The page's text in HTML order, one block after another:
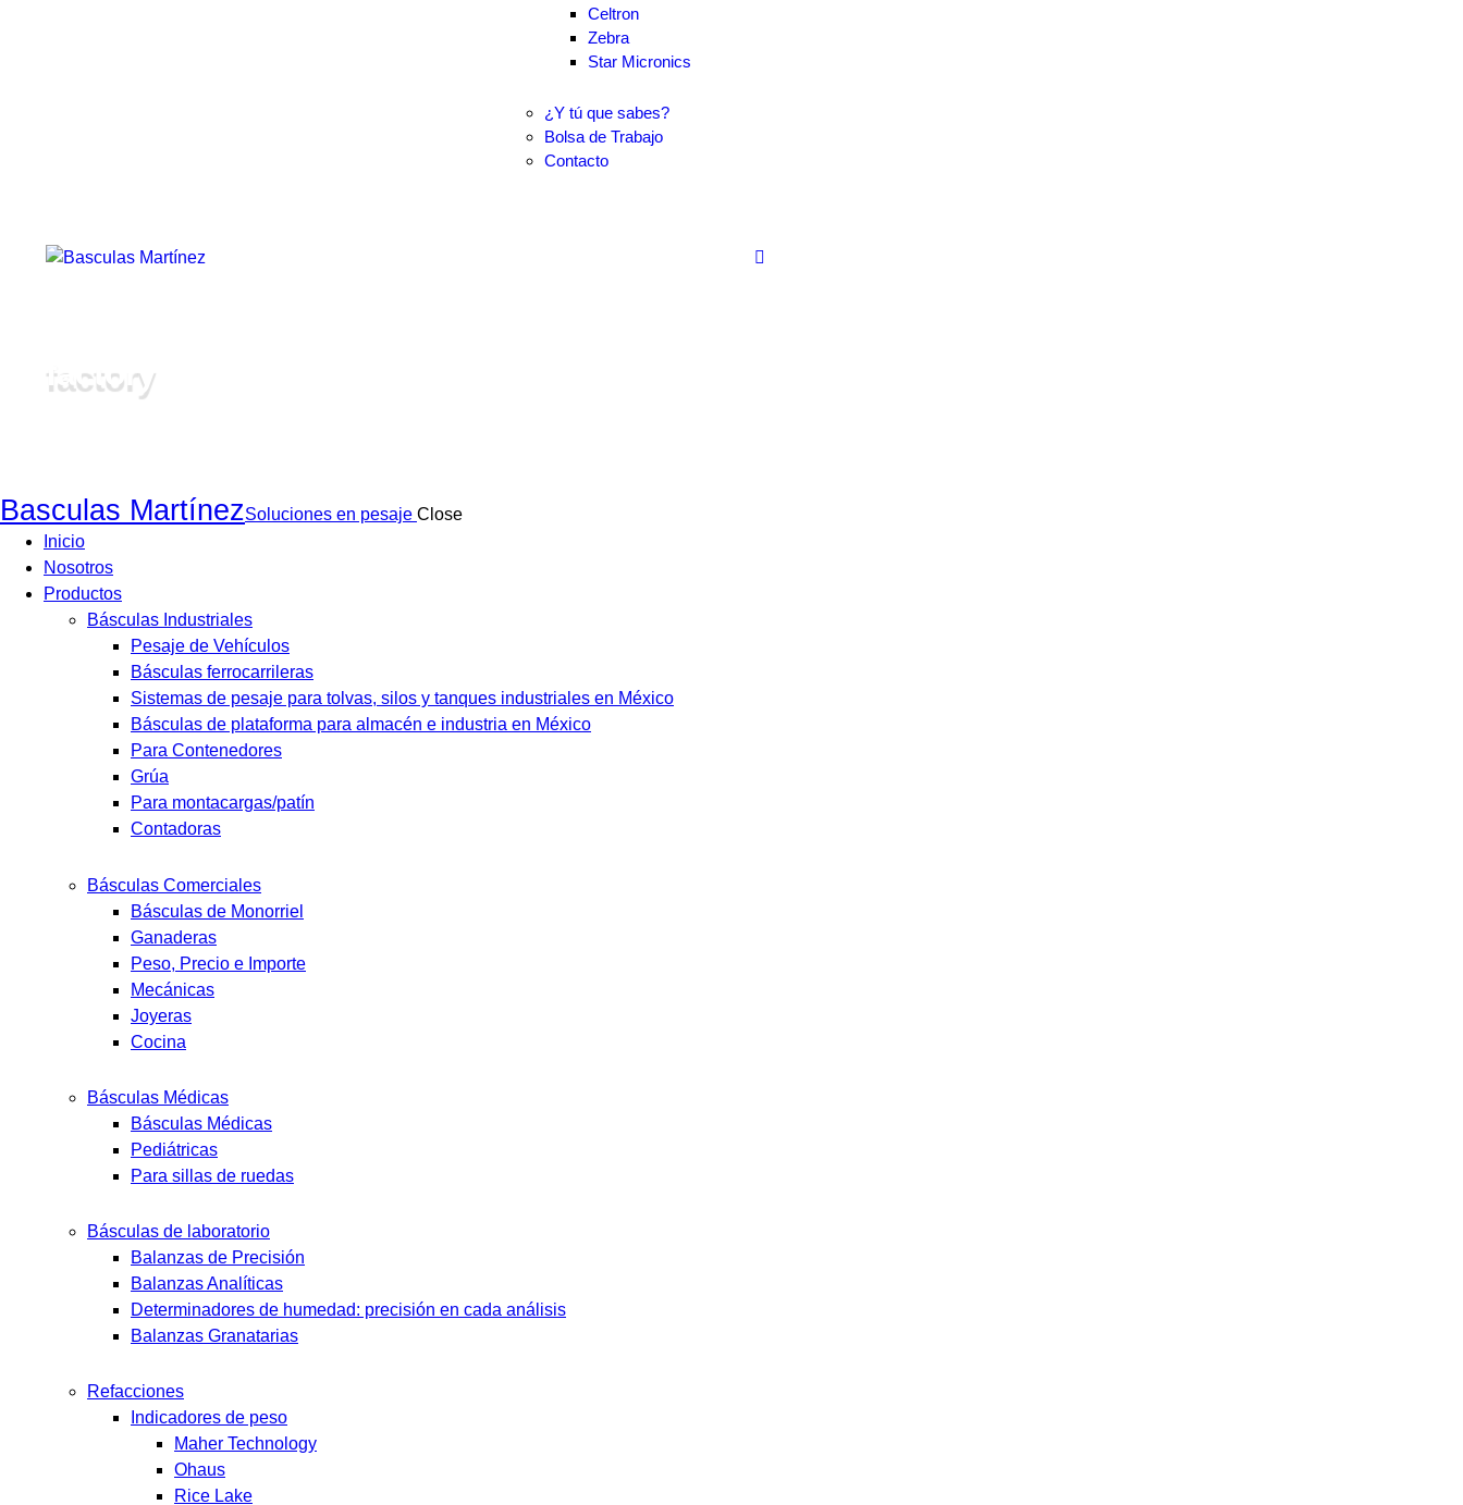
Celtron
Zebra
Star Micronics
¿Y tú que sabes?
Bolsa de Trabajo
Contacto
factory
Basculas MartínezSoluciones en pesaje Close
Inicio
Nosotros
Productos
Básculas Industriales
Pesaje de Vehículos
Básculas ferrocarrileras
Sistemas de pesaje para tolvas, silos y tanques industriales en México
Básculas de plataforma para almacén e industria en México
Para Contenedores
Grúa
Para montacargas/patín
Contadoras
Básculas Comerciales
Básculas de Monorriel
Ganaderas
Peso, Precio e Importe
Mecánicas
Joyeras
Cocina
Básculas Médicas
Básculas Médicas
Pediátricas
Para sillas de ruedas
Básculas de laboratorio
Balanzas de Precisión
Balanzas Analíticas
Determinadores de humedad: precisión en cada análisis
Balanzas Granatarias
Refacciones
Indicadores de peso
Maher Technology
Ohaus
Rice Lake